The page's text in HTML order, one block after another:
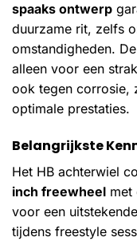
spaaks ontwerp
duurzame rit, zelfs
omstandigheden.
alleen voor een
ook tegen corrosie,
optimale prestaties.
Belangrijkste
Het HB achterwiel
inch freewheel met
voor een
tijdens freestyle